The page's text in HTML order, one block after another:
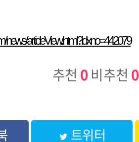
news/articleView.html?idxno=442079
추천 0 비추천 0
트위터